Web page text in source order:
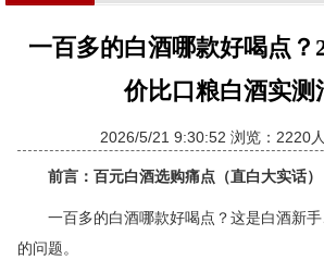
一百多的白酒哪款好喝点？
价比口粮白酒实测
2026/5/21 9:30:52 浏览：
前言：百元白酒选购痛点（直白大实话）
一百多的白酒哪款好喝点？这是白酒新
的问题。